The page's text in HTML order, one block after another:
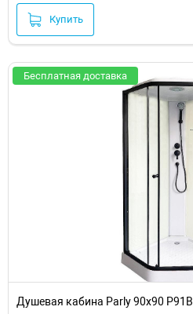
Купить
Бесплатная доставка
Душевая кабина Parly 90x90 P91B